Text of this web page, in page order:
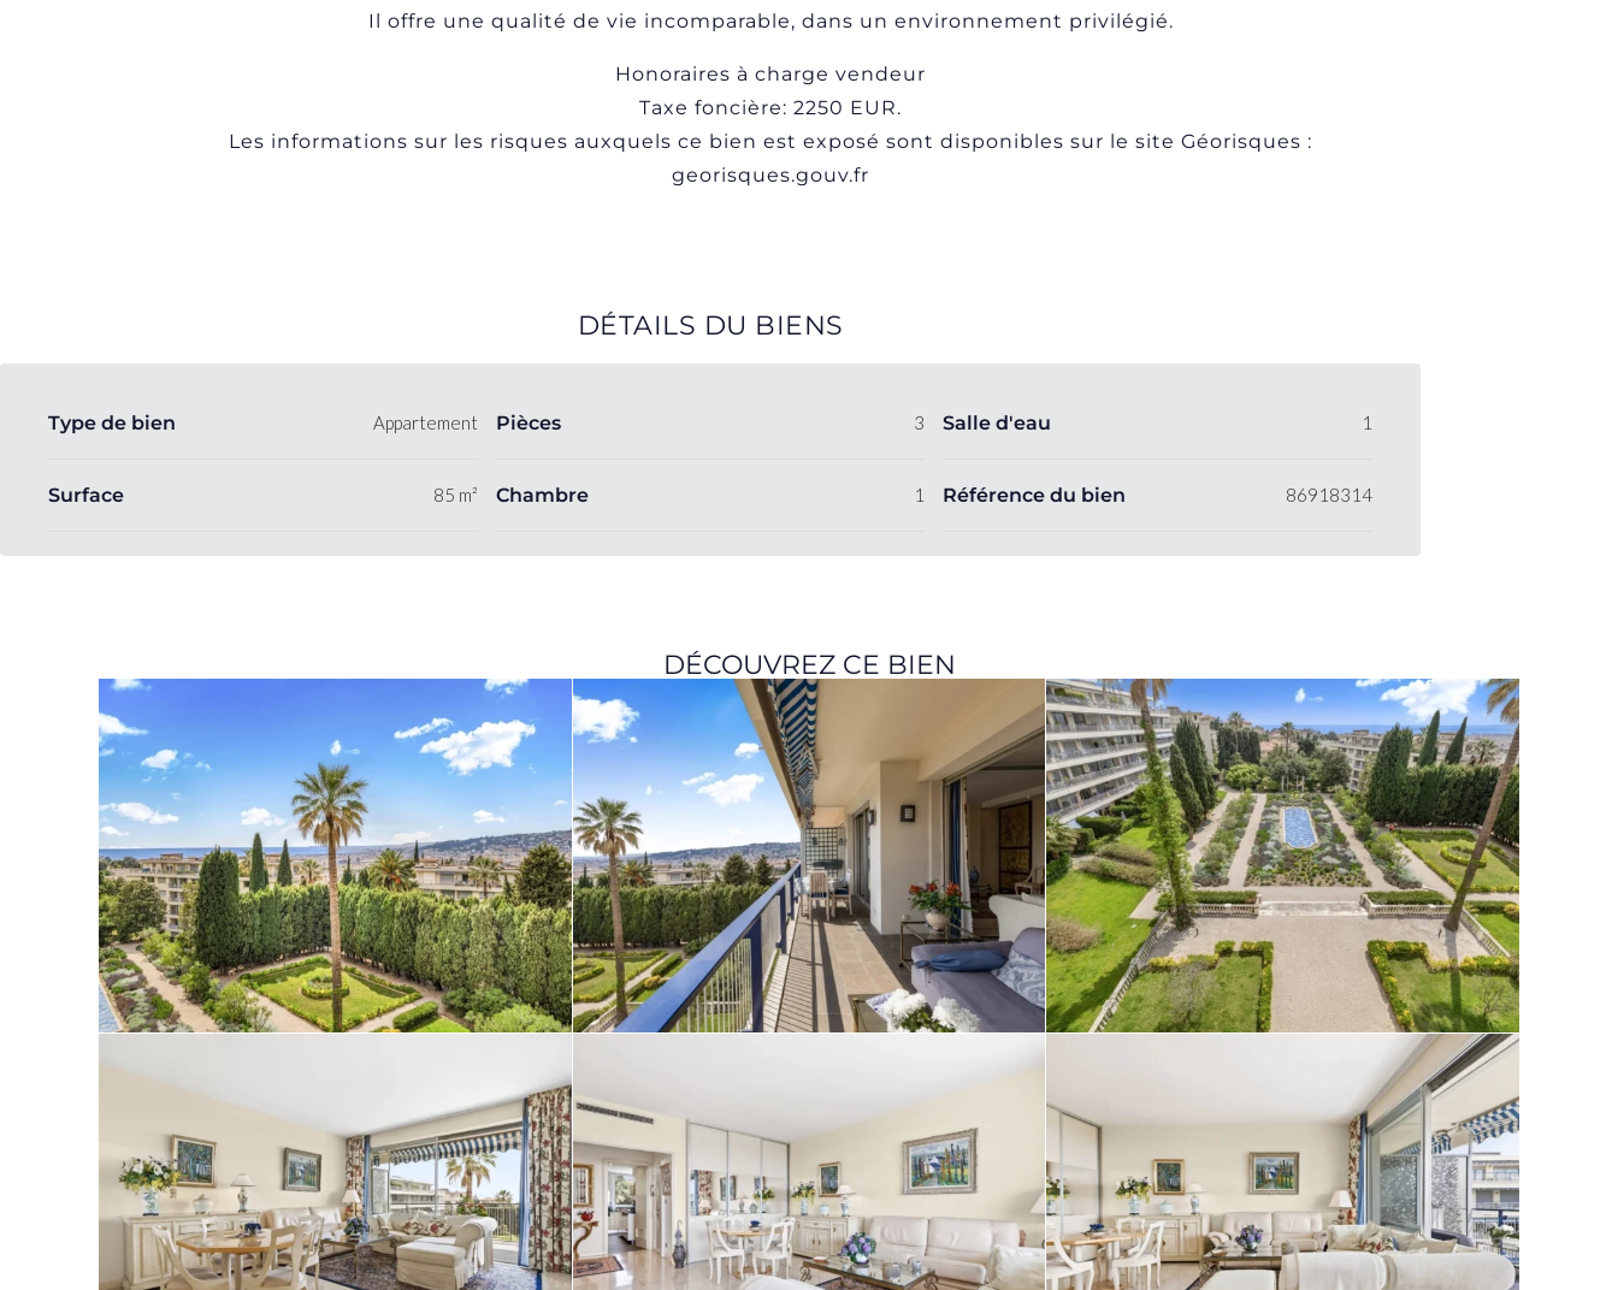
Il offre une qualité de vie incomparable, dans un environnement privilégié.
Honoraires à charge vendeur
Taxe foncière: 2250 EUR.
Les informations sur les risques auxquels ce bien est exposé sont disponibles sur le site Géorisques :
georisques.gouv.fr
DÉTAILS DU BIENS
Type de bien Appartement
Surface 85 m²
Pièces 3
Chambre 1
Salle d'eau 1
Référence du bien 86918314
DÉCOUVREZ CE BIEN